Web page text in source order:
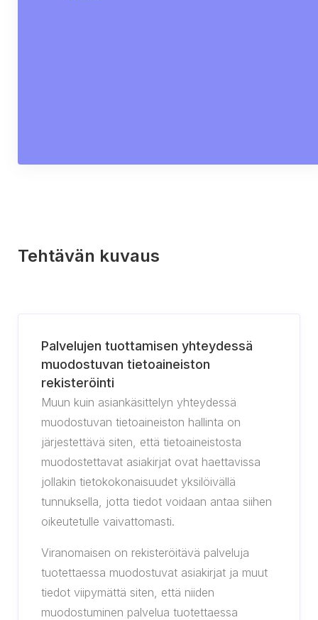
Tehtävän kuvaus
Palvelujen tuottamisen yhteydessä
muodostuvan tietoaineiston
rekisteröinti
Muun kuin asiankäsittelyn yhteydessä
muodostuvan tietoaineiston hallinta on
järjestettävä siten, että tietoaineistosta
muodostettavat asiakirjat ovat haettavissa
jollakin tietokokonaisuudet yksilöivällä
tunnuksella, jotta tiedot voidaan antaa siihen
oikeutetulle vaivattomasti.
Viranomaisen on rekisteröitävä palveluja
tuotettaessa muodostuvat asiakirjat ja muut
tiedot viipymättä siten, että niiden
muodostuminen palvelua tuotettaessa